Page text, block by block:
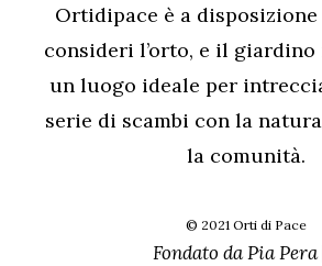
Ortidipace è a
consideri l’orto, e il giardino
un luogo ideale per
serie di scambi con la
la comunità.
© 2021 Orti di Pace
Fondato daPia Pera